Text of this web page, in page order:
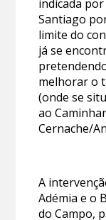
indicada
Santiago
limite do
já se
melhorar o
(onde se
ao
Cernache/
A
Adémia e o
do Campo,